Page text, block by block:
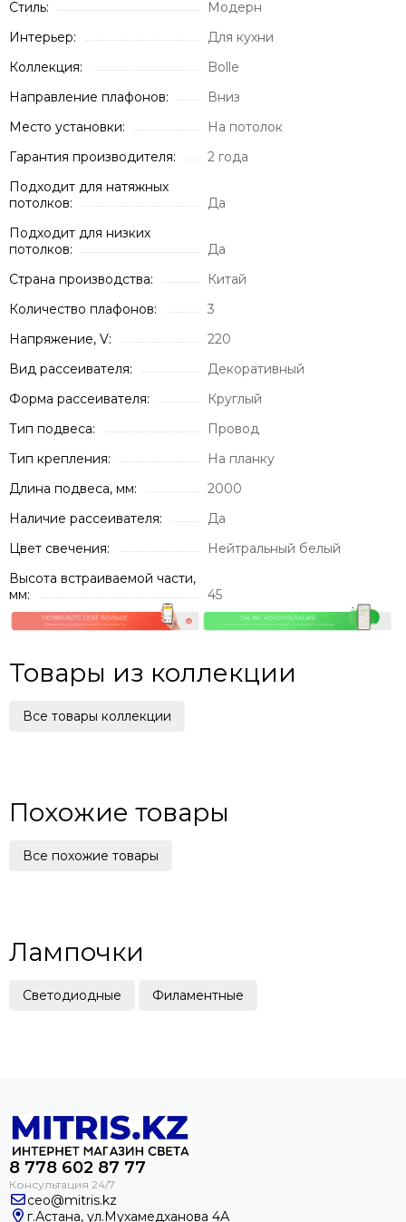
Стиль:
Модерн
Интерьер:
Для кухни
Коллекция:
Bolle
Направление плафонов:
Вниз
Место установки:
На потолок
Гарантия производителя:
2 года
Подходит для натяжных
потолков:
Да
Подходит для низких
потолков:
Да
Страна производства:
Китай
Количество плафонов:
3
Напряжение, V:
220
Вид рассеивателя:
Декоративный
Форма рассеивателя:
Круглый
Тип подвеса:
Провод
Тип крепления:
На планку
Длина подвеса, мм:
2000
Наличие рассеивателя:
Да
Цвет свечения:
Нейтральный белый
Высота встраиваемой части,
мм:
45
Товары из коллекции
Все товары коллекции
Похожие товары
Все похожие товары
Лампочки
Светодиодные Филаментные
8 ‪778 602 87 77
ceo@mitris.kz
г.Астана, ул.Мухамедханова 4А